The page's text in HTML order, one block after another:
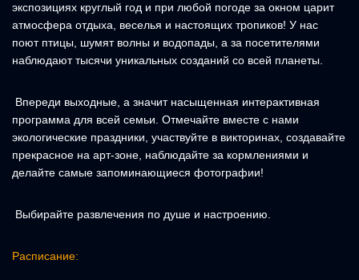
экспозициях круглый год и при любой погоде за окном царит
атмосфера отдыха, веселья и настоящих тропиков! У нас
поют птицы, шумят волны и водопады, а за посетителями
наблюдают тысячи уникальных созданий со всей планеты.
Впереди выходные, а значит насыщенная интерактивная
программа для всей семьи. Отмечайте вместе с нами
экологические праздники, участвуйте в викторинах, создавайте
прекрасное на арт-зоне, наблюдайте за кормлениями и
делайте самые запоминающиеся фотографии!
Выбирайте развлечения по душе и настроению.
Расписание: